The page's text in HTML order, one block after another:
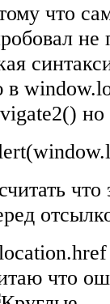
что
не
в
но
что